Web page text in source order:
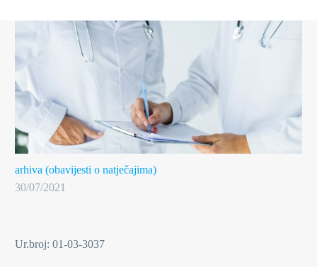
arhiva (obavijesti o natječajima)
30/07/2021
Ur.broj: 01-03-3037